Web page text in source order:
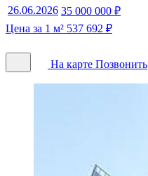
26.06.2026 35 000 000 ₽
Цена за 1 м² 537 692 ₽
На карте Позвонить